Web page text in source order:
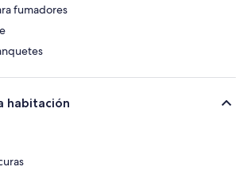
fumadores
habitación